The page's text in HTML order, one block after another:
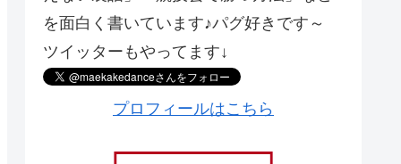
を面白く書いています♪パグ好きです～
ツイッターもやってます↓
プロフィールはこちら